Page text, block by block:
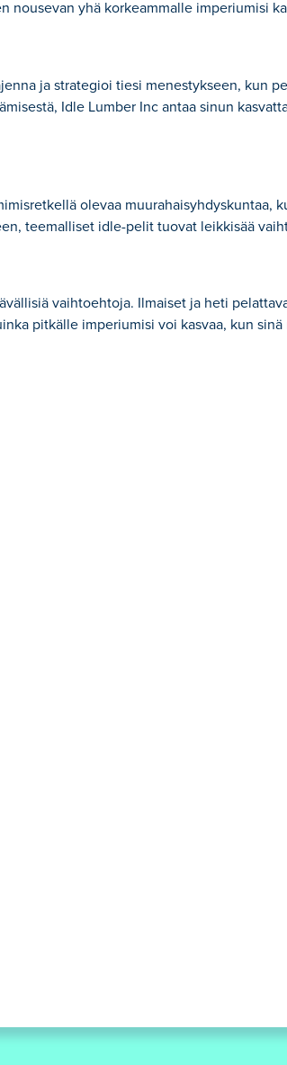
yhä korkeammalle imperiumisi
ja strategioi tiesi menestykseen, kun
Idle Lumber Inc antaa sinun
olevaa muurahaisyhdyskuntaa,
teemalliset idle-pelit tuovat leikkisää
vaihtoehtoja. Ilmaiset ja heti
pitkälle imperiumisi voi kasvaa, kun